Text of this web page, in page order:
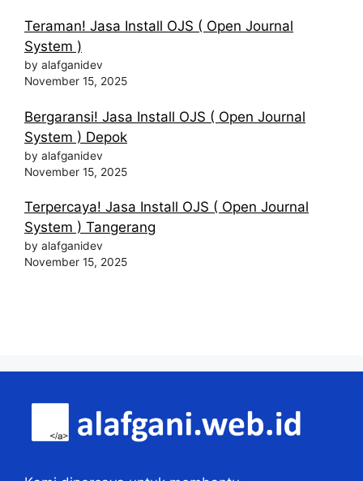
Teraman! Jasa Install OJS ( Open Journal
System )
by alafganidev
November 15, 2025
Bergaransi! Jasa Install OJS ( Open Journal
System ) Depok
by alafganidev
November 15, 2025
Terpercaya! Jasa Install OJS ( Open Journal
System ) Tangerang
by alafganidev
November 15, 2025